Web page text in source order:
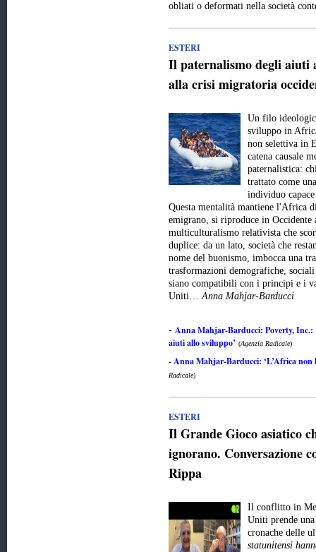
obliati o deformati nella società
ESTERI
Il paternalismo degli aiuti
alla crisi migratoria
Un filo
sviluppo in
non selettiva in
catena causale
paternalistica:
trattato come
individuo
Questa mentalità mantiene l'Africa
emigrano, si riproduce in Occidente
multiculturalismo relativista che
duplice: da un lato, società che
nome del buonismo, imbocca una
trasformazioni demografiche,
siano compatibili con i principi e i
Uniti…Anna Mahjar-Barducci
- Anna Mahjar-Barducci: Poverty, Inc.:
aiuti allo sviluppo’ (Agenzia Radicale)
- Anna Mahjar-Barducci: ‘L’Africa
Radicale)
ESTERI
Il Grande Gioco asiatico
ignorano. Conversazione
Rippa
Il conflitto in
Uniti prende
cronache delle
statunitensi